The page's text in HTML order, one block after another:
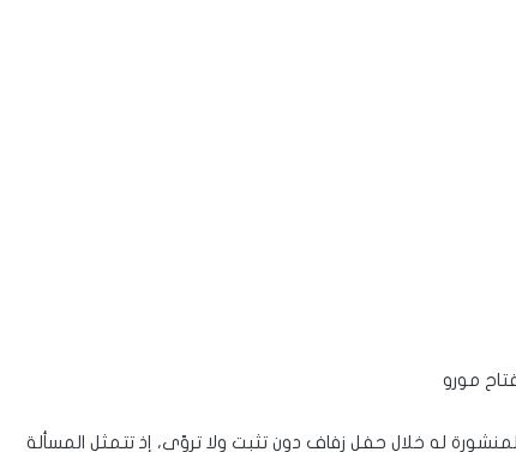
مورو
له خلال حفل زفاف دون تثبت ولا تروّي، إذ تتمثل المسألة